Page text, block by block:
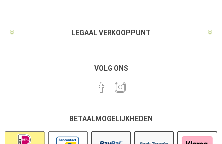
LEGAAL VERKOOPPUNT
VOLG ONS
BETAALMOGELIJKHEDEN